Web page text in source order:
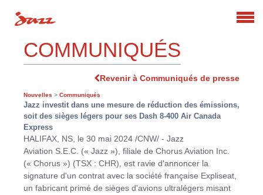
COMMUNIQUÉS
Revenir à Communiqués de presse
Nouvelles > Communiqués
Jazz investit dans une mesure de réduction des émissions,
soit des sièges légers pour ses Dash 8-400 Air Canada
Express
HALIFAX, NS le 30 mai 2024 /CNW/ - Jazz
Aviation S.E.C. (« Jazz »), filiale de Chorus Aviation Inc.
(« Chorus ») (TSX : CHR), est ravie d'annoncer la
signature d'un contrat avec la société française Expliseat,
un fabricant primé de sièges d'avions ultralégers misant